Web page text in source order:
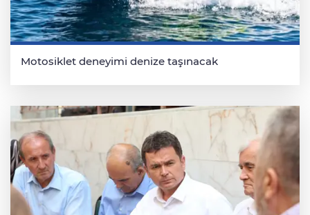
Motosiklet deneyimi denize taşınacak